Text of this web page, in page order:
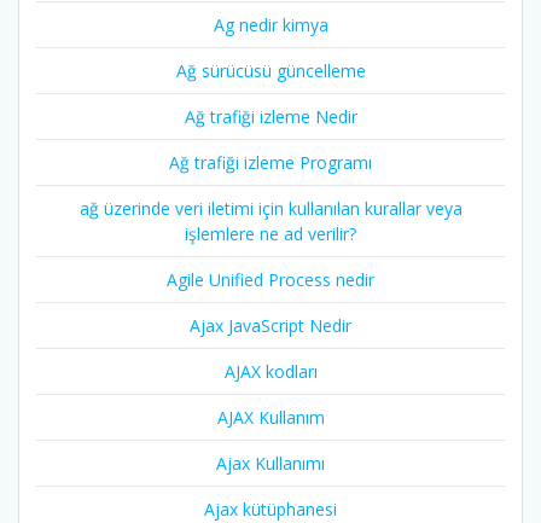
Ag nedir kimya
Ağ sürücüsü güncelleme
Ağ trafiği izleme Nedir
Ağ trafiği izleme Programı
ağ üzerinde veri iletimi için kullanılan kurallar veya
işlemlere ne ad verilir?
Agile Unified Process nedir
Ajax JavaScript Nedir
AJAX kodları
AJAX Kullanım
Ajax Kullanımı
Ajax kütüphanesi